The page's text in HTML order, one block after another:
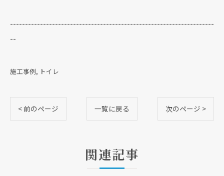
--------------------------------------------------------------------
--
施工事例 トイレ
< 前のページ 一覧に戻る 次のページ >
関連記事